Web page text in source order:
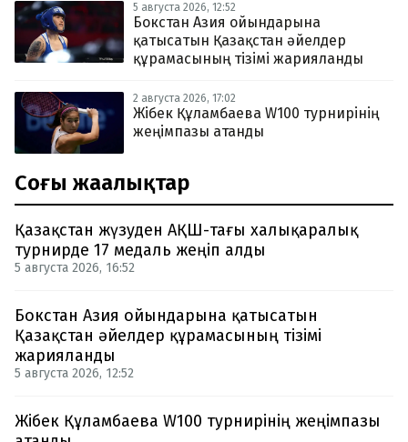
5 августа 2026, 12:52
Бокстан Азия ойындарына
қатысатын Қазақстан әйелдер
құрамасының тізімі жарияланды
2 августа 2026, 17:02
Жібек Құламбаева W100 турнирінің
жеңімпазы атанды
Соңғы жаңалықтар
Қазақстан жүзуден АҚШ-тағы халықаралық
турнирде 17 медаль жеңіп алды
5 августа 2026, 16:52
Бокстан Азия ойындарына қатысатын
Қазақстан әйелдер құрамасының тізімі
жарияланды
5 августа 2026, 12:52
Жібек Құламбаева W100 турнирінің жеңімпазы